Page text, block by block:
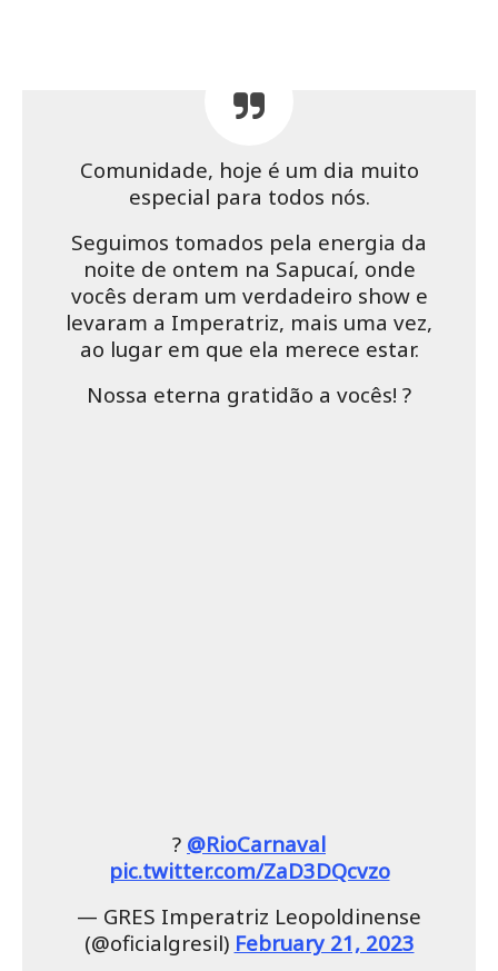
Comunidade, hoje é um dia muito
especial para todos nós.
Seguimos tomados pela energia da
noite de ontem na Sapucaí, onde
vocês deram um verdadeiro show e
levaram a Imperatriz, mais uma vez,
ao lugar em que ela merece estar.
Nossa eterna gratidão a vocês! ?
? @RioCarnaval
pic.twitter.com/ZaD3DQcvzo
— GRES Imperatriz Leopoldinense
(@oficialgresil) February 21, 2023